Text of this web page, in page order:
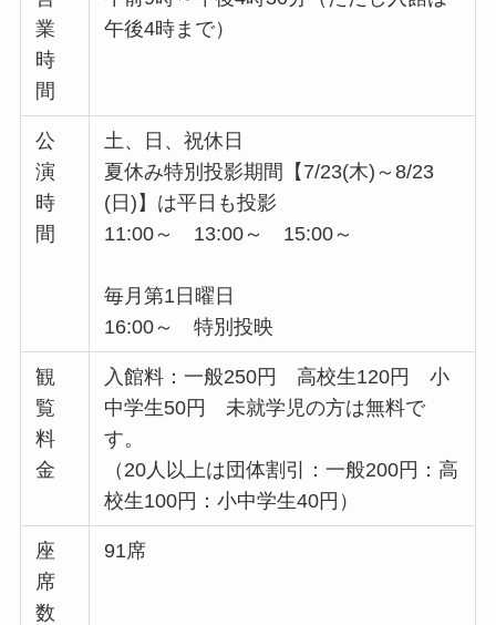
業
時
間
午後4時まで）
公
演
時
間
土、日、祝休日
夏休み特別投影期間【7/23(木)～8/23
(日)】は平日も投影
11:00～ 13:00～ 15:00～
毎月第1日曜日
16:00～ 特別投映
観
覧
料
金
入館料：一般250円 高校生120円 小
中学生50円 未就学児の方は無料で
す。
（20人以上は団体割引：一般200円：高
校生100円：小中学生40円）
座
席
数
91席